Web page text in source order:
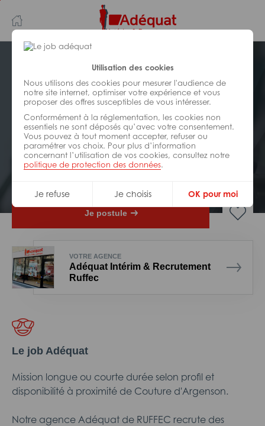
Utilisation des cookies
Nous utilisons des cookies pour mesurer l'audience de
notre site internet, optimiser votre expérience et vous
proposer des offres susceptibles de vous intéresser.
Conformément à la réglementation, les cookies non
essentiels ne sont déposés qu’avec votre consentement.
Vous pouvez à tout moment accepter, refuser ou
paramétrer vos choix. Pour plus d’information
concernant l’utilisation de vos cookies, consultez notre
politique de protection des données.
Je refuse Je choisis OK pour moi
au
contenu
principal
navigation
INDUSTRIE/FABRICATION/
TRANSFORMATION
Réf : 0GA-326190
Tourneur/fraiseur H/F
Interim Couture-D'argenson
Je postule
VOTRE AGENCE
Adéquat Intérim & Recrutement
Ruffec
Le job Adéquat
Mission longue ou courte durée selon profil et
disponibilité à proximité de Couture d'Argenson.
Notre agence Adéquat de RUFFEC recrute des